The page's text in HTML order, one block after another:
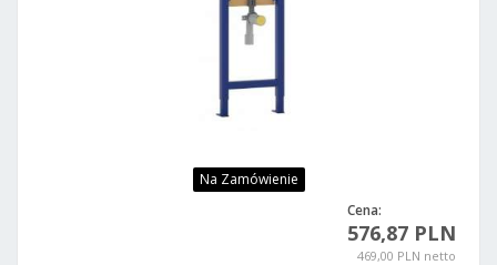
Na Zamówienie
Cena:
576,87 PLN
469,00 PLN netto